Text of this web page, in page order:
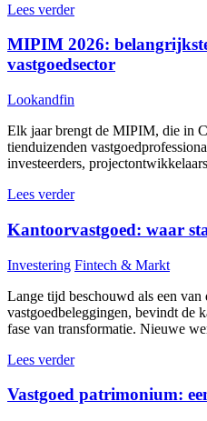
Lees verder
MIPIM 2026:
vastgoedsector
Lookandfin
Elk jaar brengt de MIPIM, die in
tienduizenden
investeerders,
Lees verder
Kantoorvastgoed: waar
Investering Fintech & Markt
Lange tijd beschouwd als een van
vastgoedbeleggingen, bevindt de
fase van transformatie. Nieuwe
Lees verder
Vastgoed patrimonium: